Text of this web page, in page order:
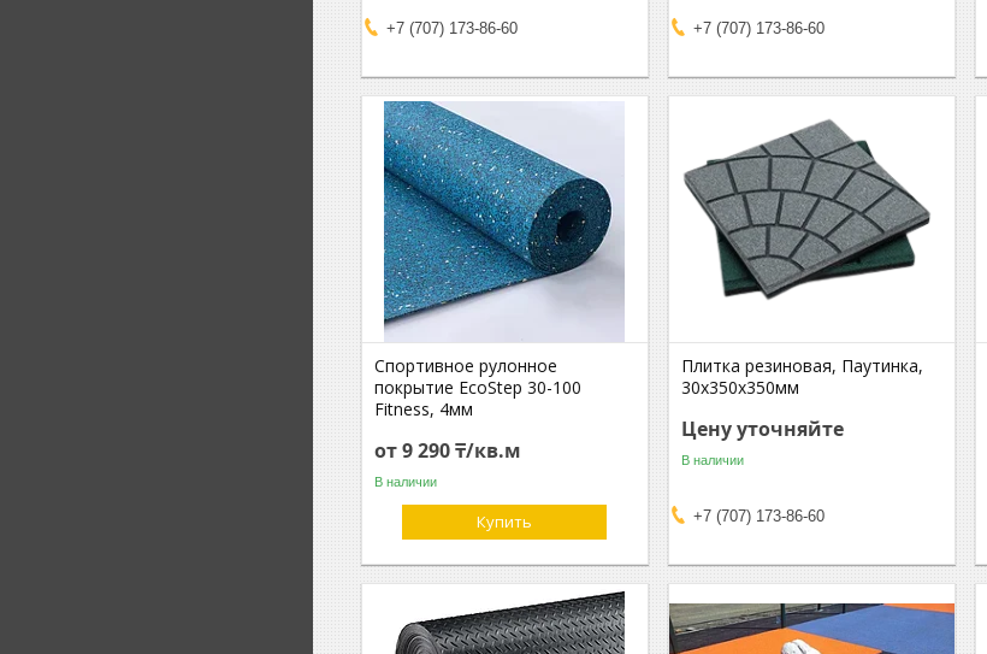
+7 (707) 173-86-60 +7 (707) 173-86-60
Спортивное рулонное
покрытие EcoStep 30-100
Fitness, 4мм
от 9 290 ₸/кв.м
В наличии
Купить
Плитка резиновая, Паутинка,
30х350х350мм
Цену уточняйте
В наличии
+7 (707) 173-86-60